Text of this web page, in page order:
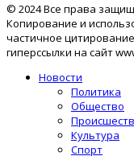
© 2024 Все права
Копирование и
частичное
гиперссылки на сайт
Новости
Политика
Общество
Культура
Спорт